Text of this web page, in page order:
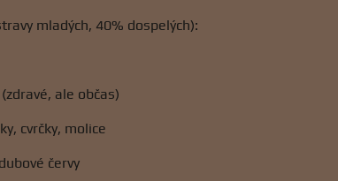
mladých, 40% dospelých):
ale občas)
cvrčky, molice
červy